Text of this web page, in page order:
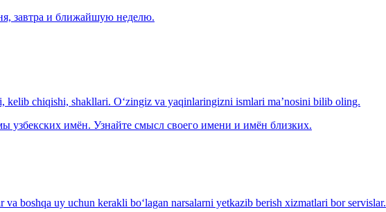
завтра и ближайшую неделю.
kelib chiqishi, shakllari. O‘zingiz va yaqinlaringizni ismlari ma’nosini bilib oling.
имён. Узнайте смысл своего имени и имён близких.
boshqa uy uchun kerakli bo‘lagan narsalarni yetkazib berish xizmatlari bor servislar.